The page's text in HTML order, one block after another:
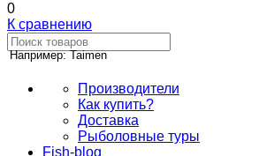
0
К сравнению
Например: Taimen
Производители
Как купить?
Доставка
Рыболовные туры
Fish-blog